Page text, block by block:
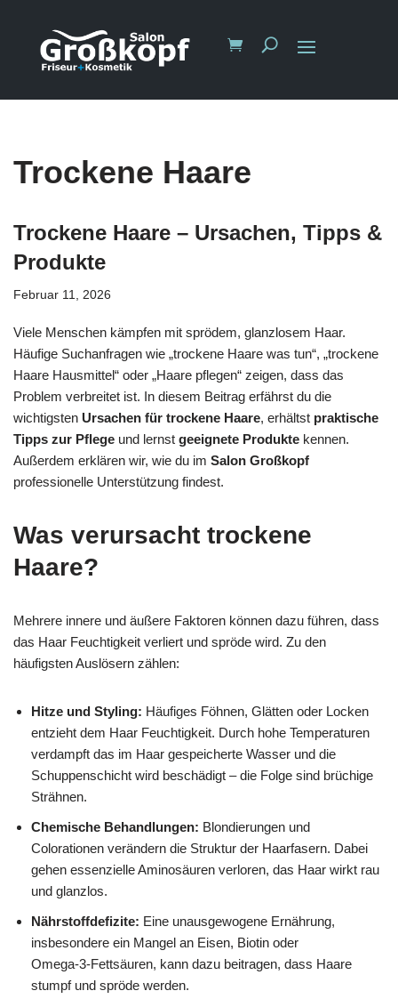
Trockene Haare
Trockene Haare – Ursachen, Tipps &
Produkte
Februar 11, 2026
Viele Menschen kämpfen mit sprödem, glanzlosem Haar.
Häufige Suchanfragen wie „trockene Haare was tun“, „trockene
Haare Hausmittel“ oder „Haare pflegen“ zeigen, dass das
Problem verbreitet ist. In diesem Beitrag erfährst du die
wichtigsten Ursachen für trockene Haare, erhältst praktische
Tipps zur Pflege und lernst geeignete Produkte kennen.
Außerdem erklären wir, wie du im Salon Großkopf
professionelle Unterstützung findest.
Was verursacht trockene
Haare?
Mehrere innere und äußere Faktoren können dazu führen, dass
das Haar Feuchtigkeit verliert und spröde wird. Zu den
häufigsten Auslösern zählen:
Hitze und Styling: Häufiges Föhnen, Glätten oder Locken
entzieht dem Haar Feuchtigkeit. Durch hohe Temperaturen
verdampft das im Haar gespeicherte Wasser und die
Schuppenschicht wird beschädigt – die Folge sind brüchige
Strähnen.
Chemische Behandlungen: Blondierungen und
Colorationen verändern die Struktur der Haarfasern. Dabei
gehen essenzielle Aminosäuren verloren, das Haar wirkt rau
und glanzlos.
Nährstoffdefizite: Eine unausgewogene Ernährung,
insbesondere ein Mangel an Eisen, Biotin oder
Omega‑3‑Fettsäuren, kann dazu beitragen, dass Haare
stumpf und spröde werden.